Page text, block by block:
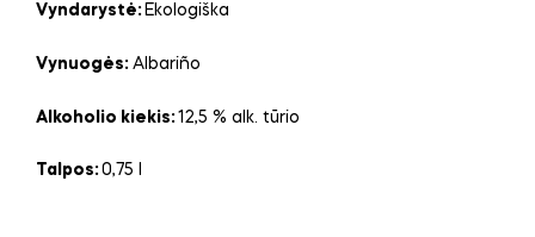
Vyndarystė: Ekologiška
Vynuogės: Albariño
Alkoholio kiekis: 12,5 % alk. tūrio
Talpos: 0,75 l